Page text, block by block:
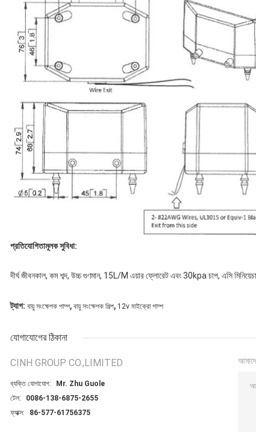
প্রতিযোগিতামূলক সুবিধা:
দীর্ঘ জীবনকাল, কম শব্দ, উচ্চ গুণমান, 15L/M এয়ার ফ্লোরেট এবং 30kpa চাপ, এসি
ট্যাগ: বায়ু সংক্ষেপক পাম্প, বায়ু সংক্ষেপক শিল্প, 12v মাইক্রো পাম্প
যোগাযোগের ঠিকানা
CINH GROUP CO.,LIMITED
ব্যক্তি যোগাযোগ:
Mr. Zhu Guole
টেল:
0086-138-6875-2655
ফ্যাক্স:
86-577-61756375